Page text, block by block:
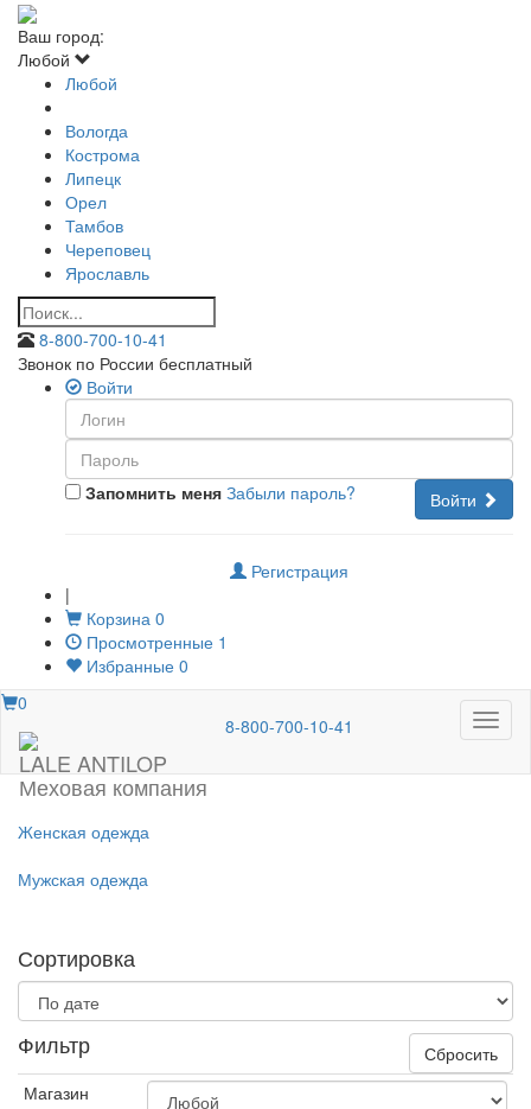
Ваш город:
Любой
Любой
Вологда
Кострома
Липецк
Орел
Тамбов
Череповец
Ярославль
8-800-700-10-41
Звонок по России бесплатный
Войти
Запомнить меня Войти
Забыли пароль?
Регистрация
|
Корзина 0
Просмотренные 1
Избранные 0
Меню
0
LALE ANTILOP
Меховая компания
8-800-700-10-41
Женская одежда
Мужская одежда
Сортировка
Фильтр
Сбросить
Магазин